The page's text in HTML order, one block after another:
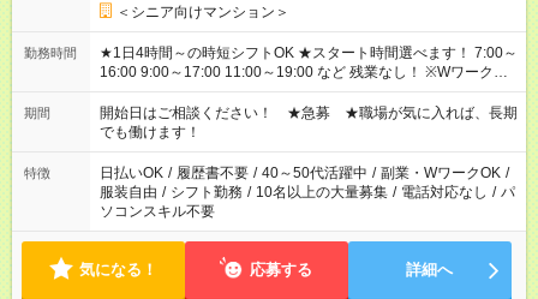
＜シニア向けマンション＞
勤務時間
★1日4時間～の時短シフトOK ★スタート時間選べます！ 7:00～
16:00 9:00～17:00 11:00～19:00 など 残業なし！ ※Wワークの
場合、他のお仕事と合わせ週40時間超の就業はご案内できませ
ん ※法令に基づき、週20時間以上勤務は社会保険への加入対象
となります ※労働者派遣法（日雇い派遣の原則禁止）により、
短時間・短期間の就業はご案内が難しい場合があります
期間
開始日はご相談ください！ ★急募 ★職場が気に入れば、長期
でも働けます！
特徴 日払いOK / 履歴書不要 / 40～50代活躍中 / 副業・WワークOK /
服装自由 / シフト勤務 / 10名以上の大量募集 / 電話対応なし / パ
ソコンスキル不要
気になる！ 応募する 詳細へ